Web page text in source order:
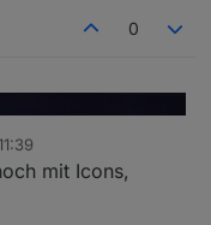
0
mit Icons,